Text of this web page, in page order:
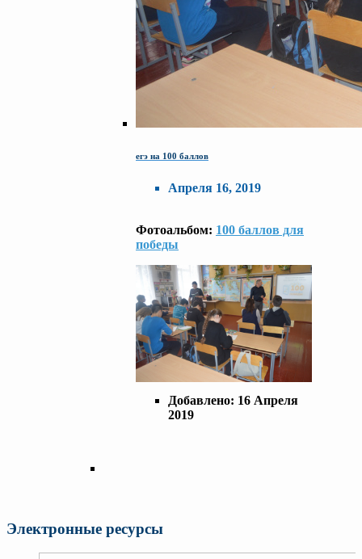
егэ на 100 баллов
Апреля 16, 2019
Фотоальбом: 100 баллов для
победы
Добавлено: 16 Апреля
2019
Электронные ресурсы